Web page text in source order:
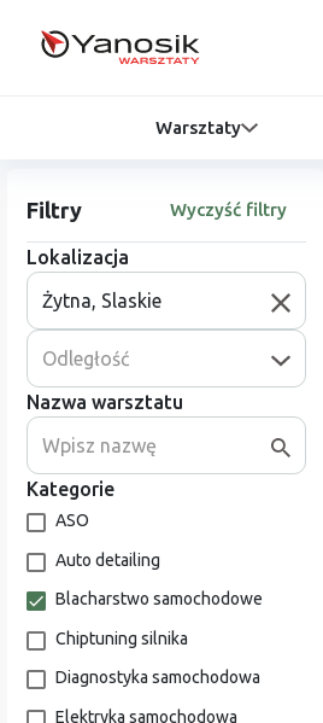
Warsztaty
Filtry Wyczyść filtry
Lokalizacja
Odległość
Nazwa warsztatu
Kategorie
ASO
Auto detailing
Blacharstwo samochodowe
Chiptuning silnika
Diagnostyka samochodowa
Elektryka samochodowa